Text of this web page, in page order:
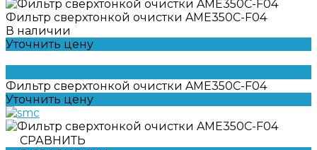
Фильтр сверхтонкой очистки AME350C-F04
В наличии
Уточнить цену
Фильтр сверхтонкой очистки AME350C-F04
Уточнить цену
СРАВНИТЬ